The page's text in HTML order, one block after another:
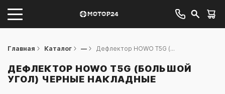
Главная Каталог — Дефлектор HOWO T5G (...
ДЕФЛЕКТОР HOWO T5G (БОЛЬШОЙ
УГОЛ) ЧЕРНЫЕ НАКЛАДНЫЕ